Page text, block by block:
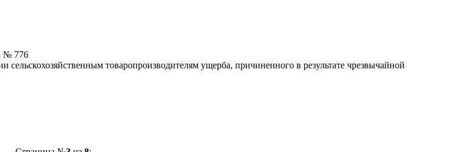
№ 776
товаропроизводителям ущерба, причиненного в результате чрезвычайной